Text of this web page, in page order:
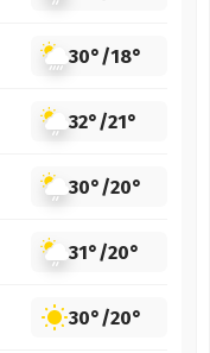
30°/18°
32°/21°
30°/20°
31°/20°
30°/20°